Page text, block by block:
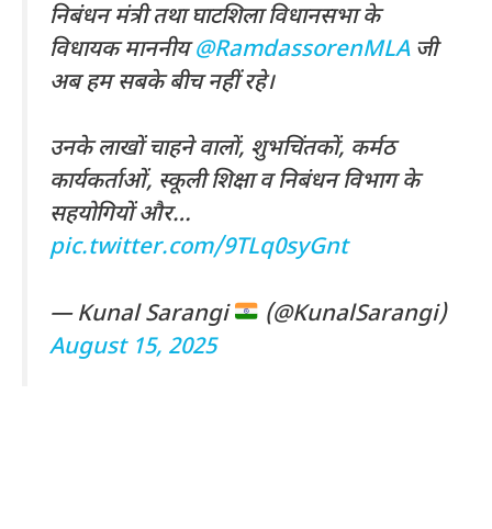
निबंधन मंत्री तथा घाटशिला विधानसभा के
विधायक माननीय@RamdassorenMLAजी
अब हम सबके बीच नहीं रहे।
उनके लाखों चाहने वालों, शुभचिंतकों, कर्मठ
कार्यकर्ताओं, स्कूली शिक्षा व निबंधन विभाग के
सहयोगियों और…
pic.twitter.com/9TLq0syGnt
— Kunal Sarangi
(@KunalSarangi)
August 15, 2025